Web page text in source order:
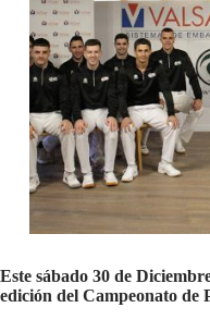
Este sábado 30 de
edición del Campeonato de